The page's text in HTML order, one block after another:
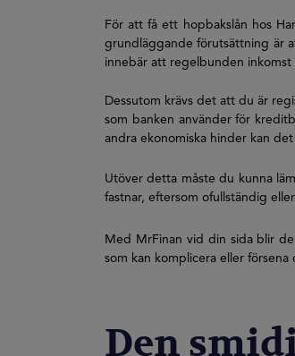
För att få ett hopbakslån hos
grundläggande förutsättning är
innebär att regelbunden inkomst
Dessutom krävs det att du är
som banken använder för
andra ekonomiska hinder kan
Utöver detta måste du kunna
fastnar, eftersom ofullständig
Med MrFinan vid din sida blir
som kan komplicera eller
Den